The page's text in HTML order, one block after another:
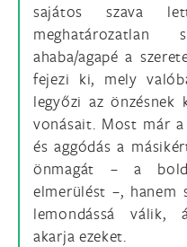
sajátos szava
ahaba/agapé a
fejezi ki, mely
legyőzi az önzésnek
vonásait. Most már
és aggódás a
önmagát – a
elmerülést –, hanem
lemondássá válik,
akarja ezeket.